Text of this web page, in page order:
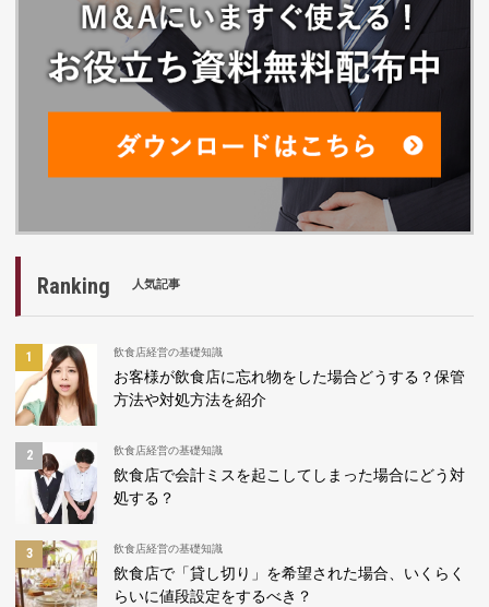
Ranking 人気記事
飲食店経営の基礎知識
お客様が飲食店に忘れ物をした場合どうする？保管
方法や対処方法を紹介
飲食店経営の基礎知識
飲食店で会計ミスを起こしてしまった場合にどう対
処する？
飲食店経営の基礎知識
飲食店で「貸し切り」を希望された場合、いくらく
らいに値段設定をするべき？